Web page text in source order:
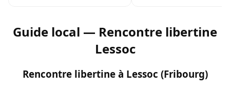
Guide local — Rencontre libertine
Lessoc
Rencontre libertine à Lessoc (Fribourg)